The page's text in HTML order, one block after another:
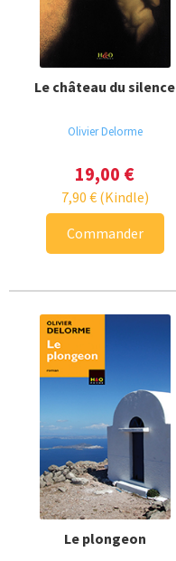
Le château du silence
Olivier Delorme
19,00 €
7,90 €(Kindle)
Commander
Le plongeon